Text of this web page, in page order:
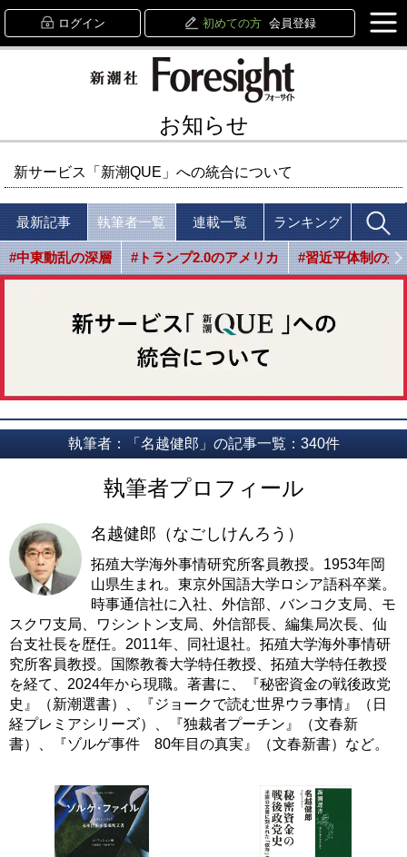
ログイン 初めての方 会員登録
お知らせ
新サービス「新潮QUE」への統合について
最新記事 執筆者一覧 連載一覧 ランキング
#中東動乱の深層 #トランプ2.0のアメリカ #習近平体制の光
執筆者：「名越健郎」の記事一覧：340件
執筆者プロフィール
名越健郎（なごしけんろう）
拓殖大学海外事情研究所客員教授。1953年岡
山県生まれ。東京外国語大学ロシア語科卒業。
時事通信社に入社、外信部、バンコク支局、モ
スクワ支局、ワシントン支局、外信部長、編集局次長、仙
台支社長を歴任。2011年、同社退社。拓殖大学海外事情研
究所客員教授。国際教養大学特任教授、拓殖大学特任教授
を経て、2024年から現職。著書に、『秘密資金の戦後政党
史』（新潮選書）、『ジョークで読む世界ウラ事情』（日
経プレミアシリーズ）、『独裁者プーチン』（文春新
書）、『ゾルゲ事件 80年目の真実』（文春新書）など。